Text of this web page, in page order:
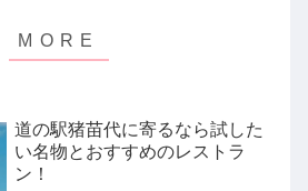
道の駅猪苗代に寄るなら試した
い名物とおすすめのレストラ
ン！